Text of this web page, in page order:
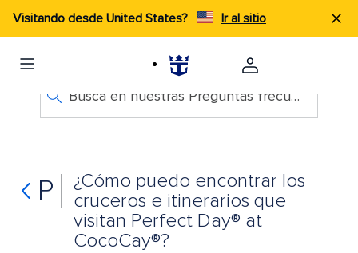
Visitando desde United States? Ir al sitio
Busca en nuestras Preguntas frecuentes
P
¿Cómo puedo encontrar los
cruceros e itinerarios que
visitan Perfect Day® at
CocoCay®?